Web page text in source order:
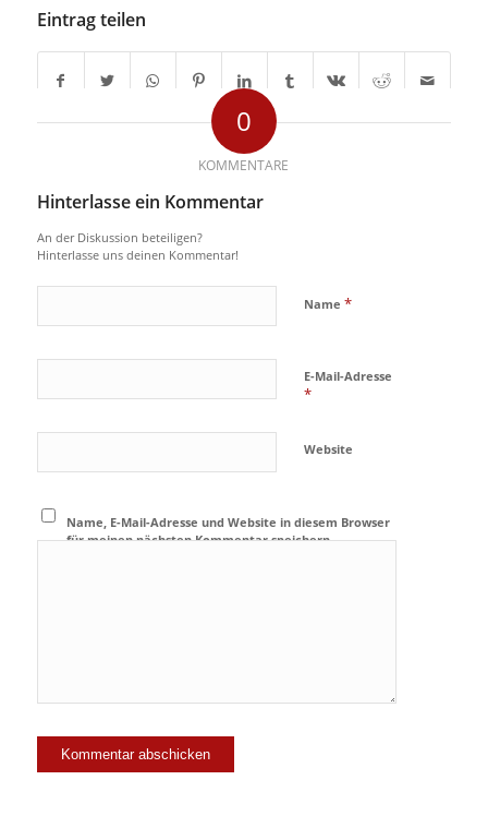
Eintrag teilen
0
KOMMENTARE
Hinterlasse ein Kommentar
An der Diskussion beteiligen?
Hinterlasse uns deinen Kommentar!
Name *
E-Mail-Adresse
*
Website
Name, E-Mail-Adresse und Website in diesem Browser
für meinen nächsten Kommentar speichern.